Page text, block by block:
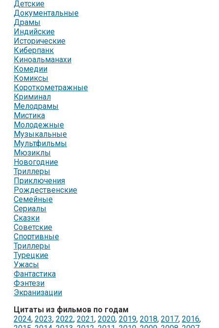
Детские
Документальные
Драмы
Индийские
Исторические
Киберпанк
Киноальманахи
Комедии
Комиксы
Короткометражные
Криминал
Мелодрамы
Мистика
Молодежные
Музыкальные
Мультфильмы
Мюзиклы
Новогодние
Триллеры
Приключения
Рождественские
Семейные
Сериалы
Сказки
Советские
Спортивные
Триллеры
Турецкие
Ужасы
Фантастика
Фэнтези
Экранизации
Цитаты из фильмов по годам
2024, 2023, 2022, 2021, 2020, 2019, 2018, 2017, 2016,